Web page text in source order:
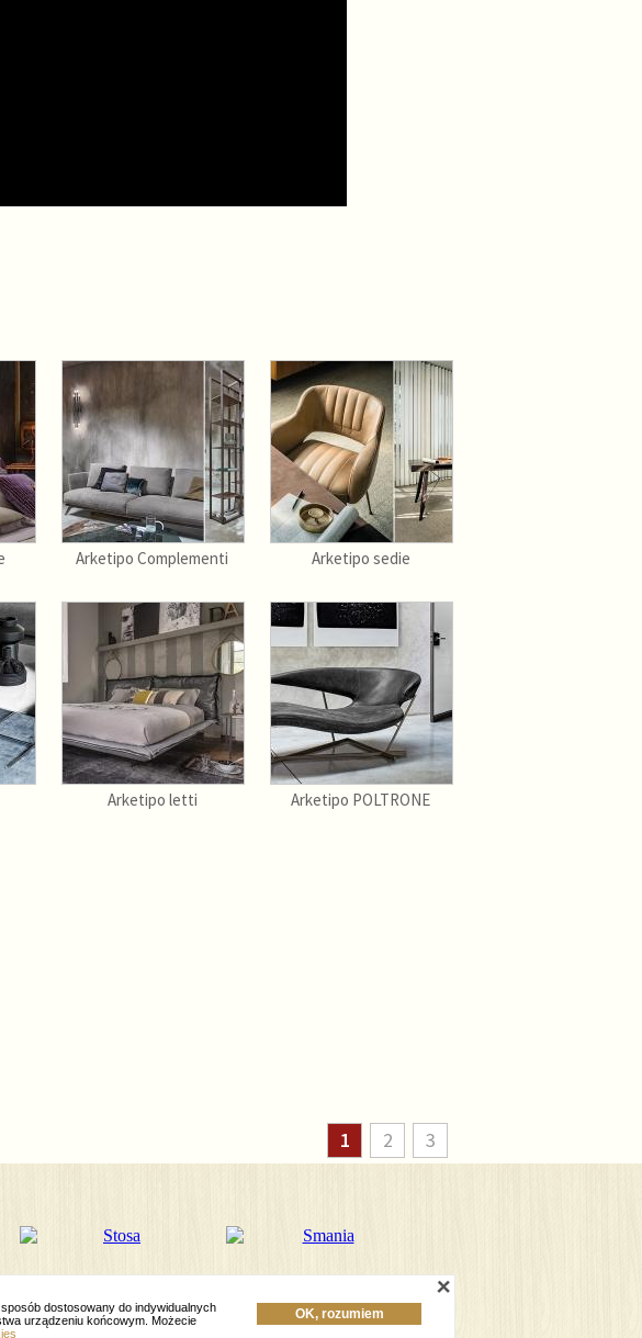
Arketipo Complementi Arketipo sedie
Arketipo letti Arketipo POLTRONE
1 2 3
Implementation:TiO interactive
dostosowany do indywidualnych
urządzeniu końcowym. Możecie
OK, rozumiem